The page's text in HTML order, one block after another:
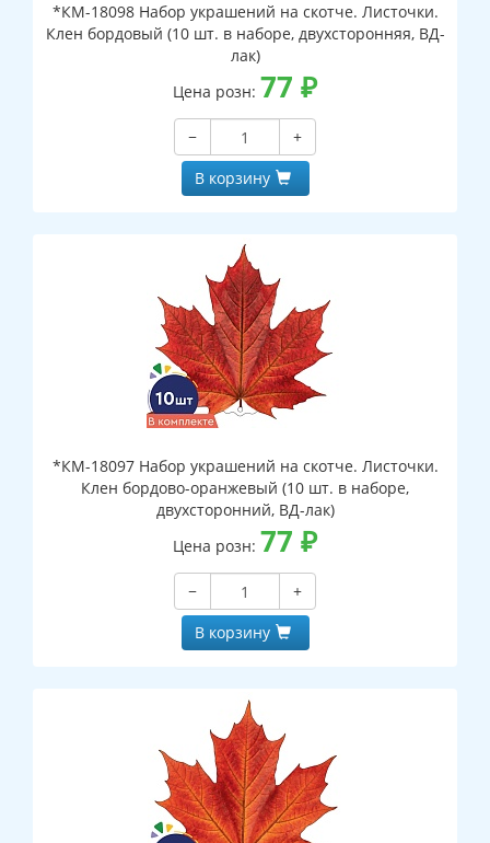
*КМ-18098 Набор украшений на скотче. Листочки.
Клен бордовый (10 шт. в наборе, двухсторонняя, ВД-
лак)
Цена розн: 77 ₽
−
+
В корзину
*КМ-18097 Набор украшений на скотче. Листочки.
Клен бордово-оранжевый (10 шт. в наборе,
двухсторонний, ВД-лак)
Цена розн: 77 ₽
−
+
В корзину